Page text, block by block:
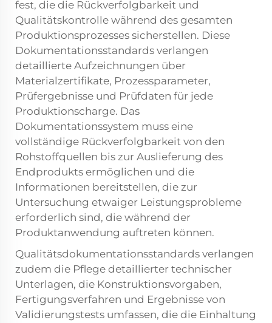
fest, die die Rückverfolgbarkeit und
Qualitätskontrolle während des gesamten
Produktionsprozesses sicherstellen. Diese
Dokumentationsstandards verlangen
detaillierte Aufzeichnungen über
Materialzertifikate, Prozessparameter,
Prüfergebnisse und Prüfdaten für jede
Produktionscharge. Das
Dokumentationssystem muss eine
vollständige Rückverfolgbarkeit von den
Rohstoffquellen bis zur Auslieferung des
Endprodukts ermöglichen und die
Informationen bereitstellen, die zur
Untersuchung etwaiger Leistungsprobleme
erforderlich sind, die während der
Produktanwendung auftreten können.
Qualitätsdokumentationsstandards verlangen
zudem die Pflege detaillierter technischer
Unterlagen, die Konstruktionsvorgaben,
Fertigungsverfahren und Ergebnisse von
Validierungstests umfassen, die die Einhaltung